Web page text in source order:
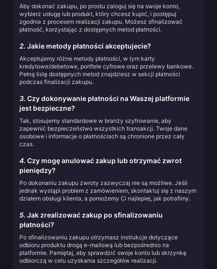
Aby dokonać zakupu, po prostu zaloguj się na swoje konto,
wybierz usługę lub produkt, który chcesz kupić, i postępuj
zgodnie z procesem realizacji zakupu. Możesz sfinalizować
płatność, korzystając z dostępnych metod płatności.
2. Jakie metody płatności akceptujecie?
Akceptujemy różne metody płatności, w tym karty
kredytowe/debetowe, portfele cyfrowe oraz przelewy bankowe.
Pełną listę dostępnych metod znajdziesz w sekcji płatności
podczas finalizacji zakupu.
3. Czy dokonywanie płatności na Waszej platformie
jest bezpieczne?
Tak, stosujemy standardowe w branży szyfrowanie, aby
zapewnić bezpieczeństwo wszystkich transakcji. Twoje dane
osobowe i informacje o płatnościach są chronione przez cały
czas.
4. Czy mogę anulować zakup lub otrzymać zwrot
pieniędzy?
Po dokonaniu zakupu zwroty zazwyczaj nie są możliwe. Jeśli
jednak wystąpi problem z zamówieniem, skontaktuj się z naszym
działem obsługi klienta, a pomożemy Ci najlepiej, jak potrafimy.
5. Jak zrealizować zakup po sfinalizowaniu
płatności?
Po sfinalizowaniu zakupu otrzymasz instrukcje dotyczące
odbioru produktu drogą e-mailową lub bezpośrednio na
platformie. Pamiętaj, aby sprawdzić swoje konto lub skrzynkę
odbiorczą w celu uzyskania szczegółów realizacji.